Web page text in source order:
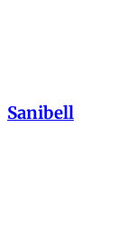
Sanibell